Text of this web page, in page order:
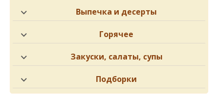
Выпечка и десерты
Горячее
Закуски, салаты, супы
Подборки